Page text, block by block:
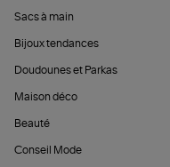
Sacs à main
Bijoux tendances
Doudounes et Parkas
Maison déco
Beauté
Conseil Mode